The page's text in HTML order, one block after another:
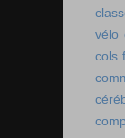
vélo
cols